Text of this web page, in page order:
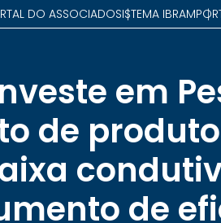
DO ASSOCIADOSISTEMA IBRAM
em
de
de